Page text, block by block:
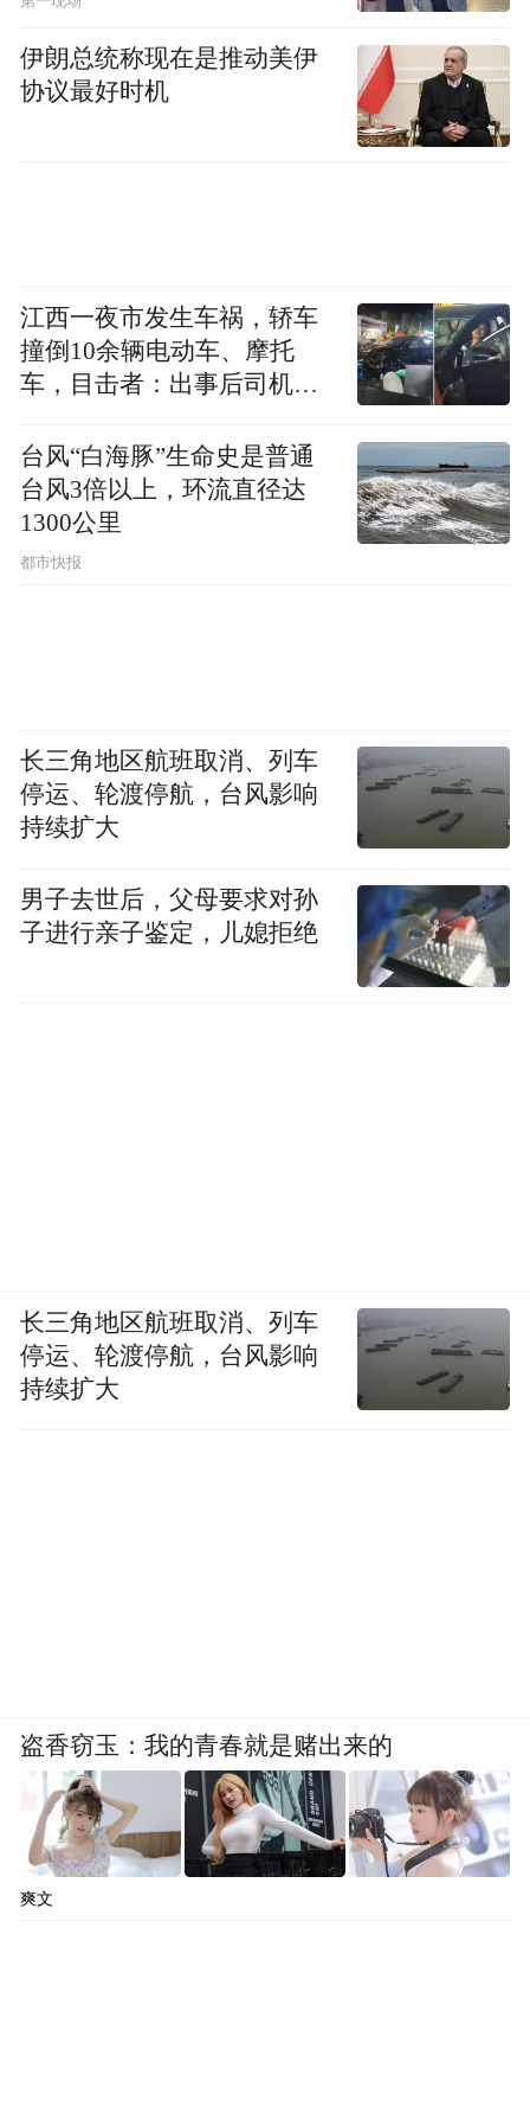
境。不论是夏雨浸润荷塘，水珠凝于荷叶边
缘；还是微风携荷香穿塘而过，随风滚落；
又或是水鸟栖于荷叶间，野鸭游在水面，白
西溪“可采莲”
路线：印象摇橹船码头上船——45分钟水上
漫游（沿途采摘莲蓬/荷叶）——返回印象摇
橹船码头结束游览
游船运营时间：9:00-16:00
青荷碧水间。
游玩小贴士：
赏荷黄金时段：清晨 7:30-10:00，荷花带
露，光线柔和，人像与风景拍摄效果最佳；
配套游览：赏荷之余，可顺路游览洪园、洪
氏宗祠，湿地人文风光一站式体验。
拍摄建议：拍摄国风穿搭推荐旗袍、汉服，
搭配油纸伞、蒲扇更出片。
伊朗总统称现在是推动美伊
协议最好时机
江西一夜市发生车祸，轿车
撞倒10余辆电动车、摩托
车，目击者：出事后司机一
台风“白海豚”生命史是普通
台风3倍以上，环流直径达
1300公里
都市快报
长三角地区航班取消、列车
停运、轮渡停航，台风影响
持续扩大
男子去世后，父母要求对孙
子进行亲子鉴定，儿媳拒绝
长三角地区航班取消、列车
停运、轮渡停航，台风影响
持续扩大
盗香窃玉：我的青春就是赌出来的
爽文